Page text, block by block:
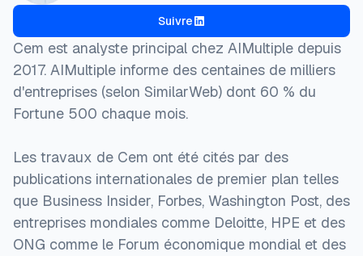
Suivre
Cem est analyste principal chez AIMultiple depuis
2017. AIMultiple informe des centaines de milliers
d'entreprises (selon SimilarWeb) dont 60 % du
Fortune 500 chaque mois.
Les travaux de Cem ont été cités par des
publications internationales de premier plan telles
que Business Insider, Forbes, Washington Post, des
entreprises mondiales comme Deloitte, HPE et des
ONG comme le Forum économique mondial et des